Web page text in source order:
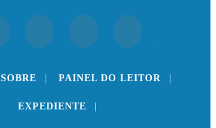
SOBRE | PAINEL DO LEITOR |
EXPEDIENTE |